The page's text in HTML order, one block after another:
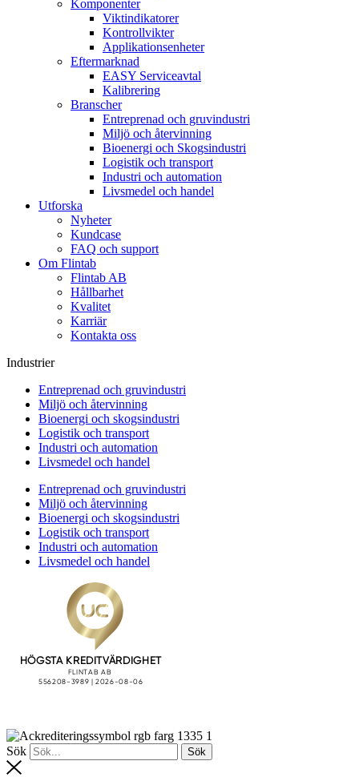
Komponenter
Viktindikatorer
Kontrollvikter
Applikationsenheter
Eftermarknad
EASY Serviceavtal
Kalibrering
Branscher
Entreprenad och gruvindustri
Miljö och återvinning
Bioenergi och Skogsindustri
Logistik och transport
Industri och automation
Livsmedel och handel
Utforska
Nyheter
Kundcase
FAQ och support
Om Flintab
Flintab AB
Hållbarhet
Kvalitet
Karriär
Kontakta oss
Industrier
Entreprenad och gruvindustri
Miljö och återvinning
Bioenergi och skogsindustri
Logistik och transport
Industri och automation
Livsmedel och handel
Entreprenad och gruvindustri
Miljö och återvinning
Bioenergi och skogsindustri
Logistik och transport
Industri och automation
Livsmedel och handel
Sök Sök